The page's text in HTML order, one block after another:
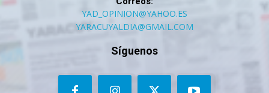
YAD_OPINION@YAHOO.ES
YARACUYALDIA@GMAIL.COM
Síguenos